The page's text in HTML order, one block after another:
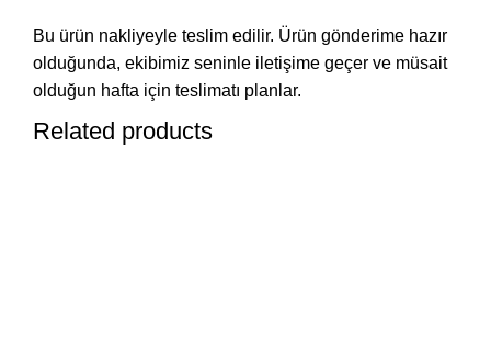
Bu ürün nakliyeyle teslim edilir. Ürün gönderime hazır
olduğunda, ekibimiz seninle iletişime geçer ve müsait
olduğun hafta için teslimatı planlar.
Related products